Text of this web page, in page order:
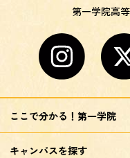
第一学院高
ここで分かる！第一学院
キャンパスを探す